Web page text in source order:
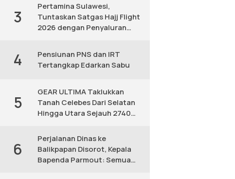
3
Pertamina Sulawesi,
Tuntaskan Satgas Hajj Flight
2026 dengan Penyaluran
4
Pensiunan PNS dan IRT
Tertangkap Edarkan Sabu
5
GEAR ULTIMA Taklukkan
Tanah Celebes Dari Selatan
Hingga Utara Sejauh 2740
6
Perjalanan Dinas ke
Balikpapan Disorot, Kepala
Bapenda Parmout: Semua